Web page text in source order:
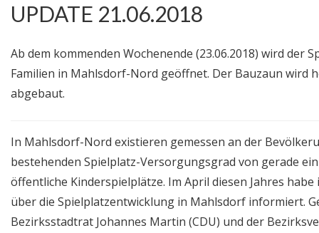
UPDATE 21.06.2018
Ab dem kommenden Wochenende (23.06.2018) wird der
Familien in Mahlsdorf-Nord geöffnet. Der Bauzaun wird
abgebaut.
In Mahlsdorf-Nord existieren gemessen an der
bestehenden Spielplatz-Versorgungsgrad von gerade
öffentliche Kinderspielplätze. Im April diesen Jahres
über die Spielplatzentwicklung in Mahlsdorf informiert.
Bezirksstadtrat Johannes Martin (CDU) und der